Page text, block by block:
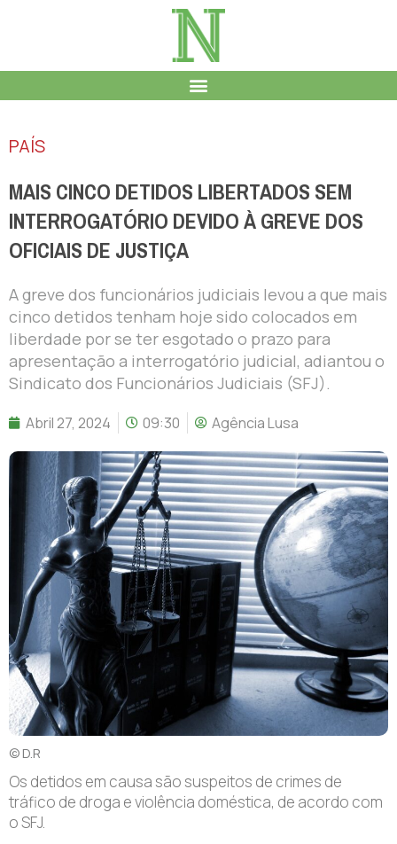
PAÍS
MAIS CINCO DETIDOS LIBERTADOS SEM
INTERROGATÓRIO DEVIDO À GREVE DOS
OFICIAIS DE JUSTIÇA
A greve dos funcionários judiciais levou a que mais
cinco detidos tenham hoje sido colocados em
liberdade por se ter esgotado o prazo para
apresentação a interrogatório judicial, adiantou o
Sindicato dos Funcionários Judiciais (SFJ).
Abril 27, 2024 09:30 Agência Lusa
© D.R
Os detidos em causa são suspeitos de crimes de
tráfico de droga e violência doméstica, de acordo com
o SFJ.